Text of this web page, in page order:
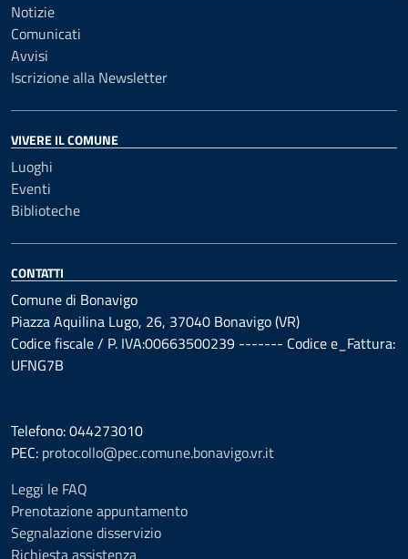
Notizie
Comunicati
Avvisi
Iscrizione alla Newsletter
VIVERE IL COMUNE
Luoghi
Eventi
Biblioteche
CONTATTI
Comune di Bonavigo
Piazza Aquilina Lugo, 26, 37040 Bonavigo (VR)
Codice fiscale / P. IVA:00663500239 ------- Codice e_Fattura:
UFNG7B
Telefono: 044273010
PEC: protocollo@pec.comune.bonavigo.vr.it
Leggi le FAQ
Prenotazione appuntamento
Segnalazione disservizio
Richiesta assistenza